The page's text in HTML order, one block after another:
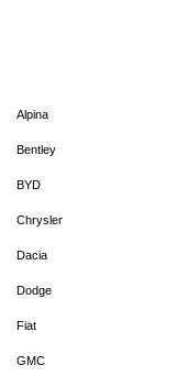
Alpina
Bentley
BYD
Chrysler
Dacia
Dodge
Fiat
GMC